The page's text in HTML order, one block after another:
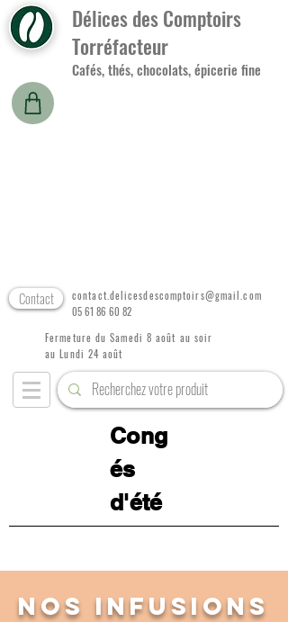
Délices des Comptoirs
Torréfacteur
Cafés, thés, chocolats, épicerie fine
Contact
contact.delicesdescomptoirs@gmail.com
05 61 86 60 82
Fermeture du Samedi 8 août au soir
au Lundi 24 août
Cong
és
d'été
nos infusions